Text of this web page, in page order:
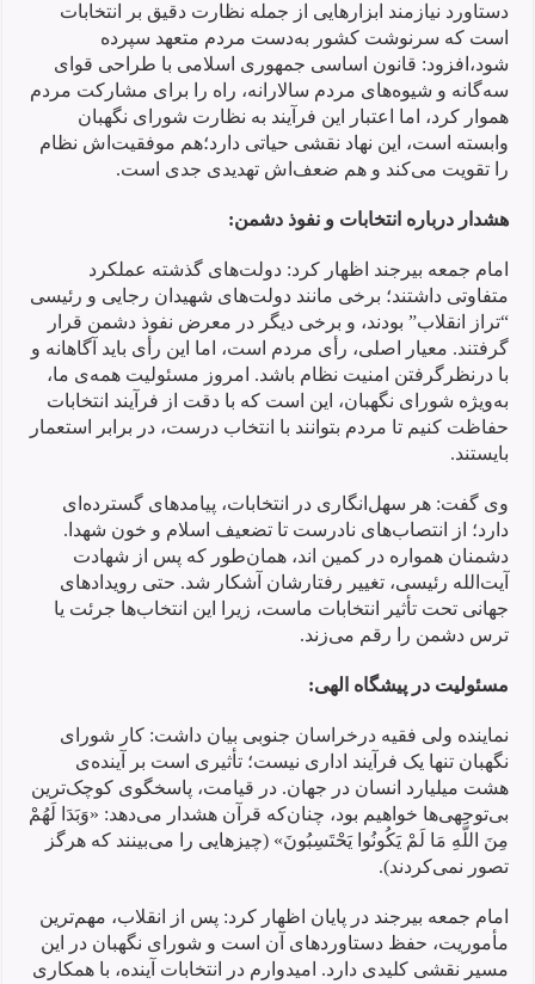
دستاورد نیازمند ابزارهایی از جمله نظارت دقیق بر انتخابات
است که سرنوشت کشور به‌دست مردم متعهد سپرده
شود،افزود: قانون اساسی جمهوری اسلامی با طراحی قوای
سه‌گانه و شیوه‌های مردم سالارانه، راه را برای مشارکت مردم
هموار کرد، اما اعتبار این فرآیند به نظارت شورای نگهبان
وابسته است، این نهاد نقشی حیاتی دارد؛هم موفقیت‌اش نظام
را تقویت می‌کند و هم ضعف‌اش تهدیدی جدی است.
هشدار درباره انتخابات و نفوذ دشمن:
امام جمعه بیرجند اظهار کرد: دولت‌های گذشته عملکرد
متفاوتی داشتند؛ برخی مانند دولت‌های شهیدان رجایی و رئیسی
“تراز انقلاب” بودند، و برخی دیگر در معرض نفوذ دشمن قرار
گرفتند. معیار اصلی، رأی مردم است، اما این رأی باید آگاهانه و
با درنظرگرفتن امنیت نظام باشد. امروز مسئولیت همه‌ی ما،
به‌ویژه شورای نگهبان، این است که با دقت از فرآیند انتخابات
حفاظت کنیم تا مردم بتوانند با انتخاب درست، در برابر استعمار
بایستند.
وی گفت: هر سهل‌انگاری در انتخابات، پیامدهای گسترده‌ای
دارد؛ از انتصاب‌های نادرست تا تضعیف اسلام و خون شهدا.
دشمنان همواره در کمین اند، همان‌طور که پس از شهادت
آیت‌الله رئیسی، تغییر رفتارشان آشکار شد. حتی رویدادهای
جهانی تحت تأثیر انتخابات ماست، زیرا این انتخاب‌ها جرئت یا
ترس دشمن را رقم می‌زند.
مسئولیت در پیشگاه الهی:
نماینده ولی فقیه درخراسان جنوبی بیان داشت: کار شورای
نگهبان تنها یک فرآیند اداری نیست؛ تأثیری است بر آینده‌ی
هشت میلیارد انسان در جهان. در قیامت، پاسخگوی کوچک‌ترین
بی‌توجهی‌ها خواهیم بود، چنان‌که قرآن هشدار می‌دهد: «وَبَدَا لَهُمْ
مِنَ اللَّهِ مَا لَمْ يَكُونُوا يَحْتَسِبُونَ» (چیزهایی را می‌بینند که هرگز
تصور نمی‌کردند).
امام جمعه بیرجند در پایان اظهار کرد: پس از انقلاب، مهم‌ترین
مأموریت، حفظ دستاوردهای آن است و شورای نگهبان در این
مسیر نقشی کلیدی دارد. امیدوارم در انتخابات آینده، با همکاری